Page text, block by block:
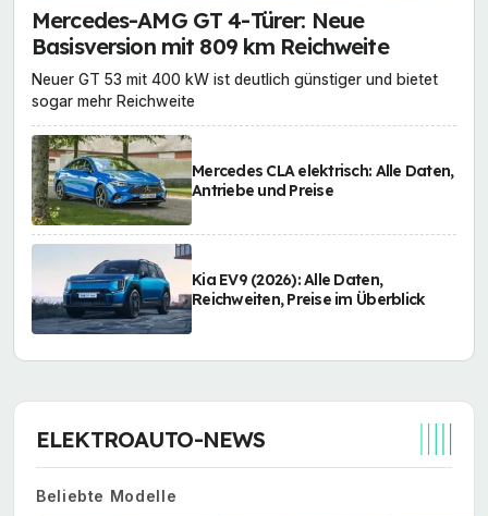
Mercedes-AMG GT 4-Türer: Neue
Basisversion mit 809 km Reichweite
Neuer GT 53 mit 400 kW ist deutlich günstiger und bietet
sogar mehr Reichweite
Mercedes CLA elektrisch: Alle Daten,
Antriebe und Preise
Kia EV9 (2026): Alle Daten,
Reichweiten, Preise im Überblick
ELEKTROAUTO-NEWS
Beliebte Modelle